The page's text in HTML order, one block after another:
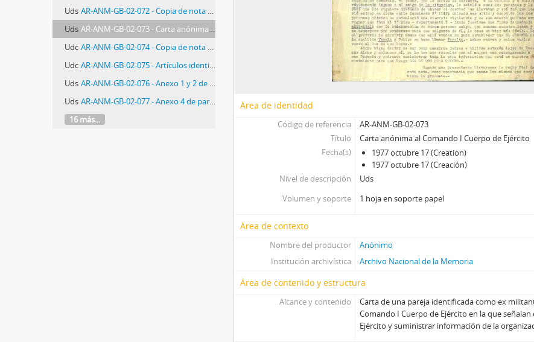
Uds AR-ANM-GB-02-072 - Copia de nota del Ministro del Interior al Comandante en Jefe del Ejército
Uds AR-ANM-GB-02-073 - Carta anónima al Comando I Cuerpo de Ejército
Udc AR-ANM-GB-02-074 - Copia de nota enviada por la Subzona Capital Federal al Departamento II de Inteligencia Comando Zona 1, originada por el Jefe del Area III del Ejército Argentino
Udc AR-ANM-GB-02-075 - Artículos identificados como "De la campaña difamatoria contra nuestro país en el exterior"
Uds AR-ANM-GB-02-076 - Anexo 1 y 2 de parte de semanal con cartas de dirigentes Montoneros
Uds AR-ANM-GB-02-077 - Anexo 4 de parte o informe con transcripción de panfleto del Frente Obrero Comunista
16 más...
Área de identidad
Código de referencia
AR-ANM-GB-02-073
Título
Carta anónima al Comando I Cuerpo de Ejército
Fecha(s)
1977 octubre 17 (Creation)
1977 octubre 17 (Creación)
Nivel de descripción
Uds
Volumen y soporte
1 hoja en soporte papel
Área de contexto
Nombre del productor
Anónimo
Institución archivística
Archivo Nacional de la Memoria
Área de contenido y estructura
Alcance y contenido
Carta de una pareja identificada como ex
Comando I Cuerpo de Ejército en la que
Ejército y suministrar información de la